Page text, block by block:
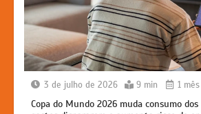
3 de julho de 2026 9 min 1 mês
Copa do Mundo 2026 muda consumo